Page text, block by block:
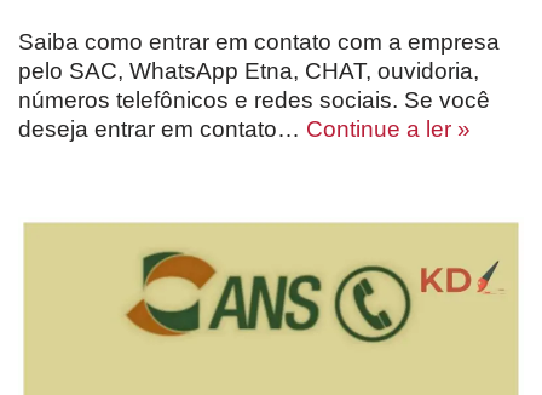
Saiba como entrar em contato com a empresa
pelo SAC, WhatsApp Etna, CHAT, ouvidoria,
números telefônicos e redes sociais. Se você
deseja entrar em contato… Continue a ler »